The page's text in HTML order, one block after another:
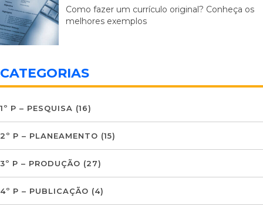
Como fazer um currículo original? Conheça os
melhores exemplos
CATEGORIAS
1º P – PESQUISA (16)
2º P – PLANEAMENTO (15)
3º P – PRODUÇÃO (27)
4º P – PUBLICAÇÃO (4)